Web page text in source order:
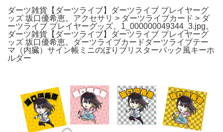
ダーツ雑貨【ダーツライブ】ダーツライブ プレイヤーグ
ッズ 坂口優希恵。アクセサリ > ダーツライブカード > ダ
ーツライブ プレイヤーグッズ。1_000000049344_3.jpg。
ダーツ雑貨【ダーツライブ】ダーツライブ プレイヤーグ
ッズ 坂口優希恵。ダーツライブカードダーツライブテー
マ（内臓）サイン帳ミニのぼりブリスターパック風キーホ
ルダー